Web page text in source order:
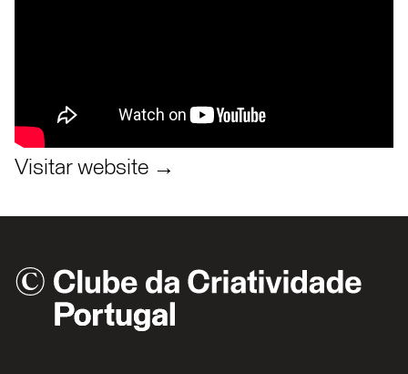
Visitar website →